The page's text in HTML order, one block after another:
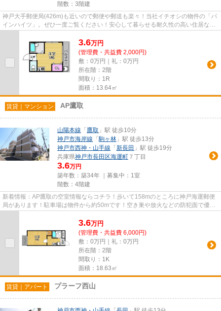
階数：3階建
神戸大手郵便局(426m)も近いので郵便や郵送も楽々！当社イチオシの物件の「パ
インハイツ」。ぜひ一度ご覧ください！安心して暮らせる耐久性の高い住居な
3.6万円
(管理費・共益費 2,000円)
敷：0万円｜礼：0万円
所在階：2階
間取り：1R
面積：13.64㎡
賃貸｜マンション AP鷹取
山陽本線 「 鷹取 」駅 徒歩10分
神戸市海岸線 「駒ヶ林 」駅 徒歩13分
神戸市西神・山手線 「 新長田 」駅 徒歩19分
兵庫県神戸市長田区海運町 ７丁目
3.6万円
築年数：築34年 ｜募集中： 1室
階数：4階建
新着情報：AP鷹取の空室情報ならコチラ！歩いて158mのところに神戸海運郵便
局があります！駐車場は物件から約50mです！空き巣や放火などの防犯面で優れ
3.6万円
(管理費・共益費 6,000円)
敷：0万円｜礼：0万円
所在階：2階
間取り：1K
面積：18.63㎡
賃貸｜アパート プラーフ西山